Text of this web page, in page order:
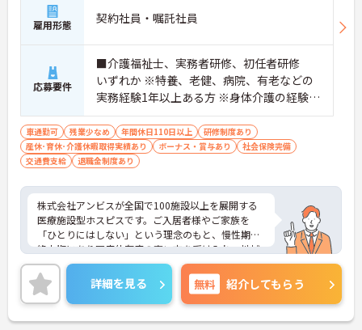
雇用形態 契約社員・嘱託社員
応募要件
■介護福祉士、実務者研修、初任者研修
いずれか ※特養、老健、病院、有老などの
実務経験1年以上ある方 ※身体介護の経験年
以上ある方、機械浴の使用の経験のある方
歓迎
車通勤可 残業少なめ 年間休日110日以上
研修制度あり
産休･育休･介護休暇取得実績あり
ボーナス・賞与あり
社会保険完備
交通費支給
退職金制度あり
株式会社アンビスが全国で100施設以上を展開する
医療施設型ホスピスです。ご入居者様やご家族を
「ひとりにはしない」という理念のもと、慢性期や
終末期にあり医療依存度の高い方を受け入れ、地域
医療を支える社会的意義の高い事業を推進していま
す。現場には看護師が24時間常駐しています。急変
時の対応や医療行為は看護師が担当するため、初任
者研修や実務者研修の方も食事介助や入浴介助など
の生活を支えるケアに専念できる環境です。多職種
詳細を見る 無料 紹介してもらう